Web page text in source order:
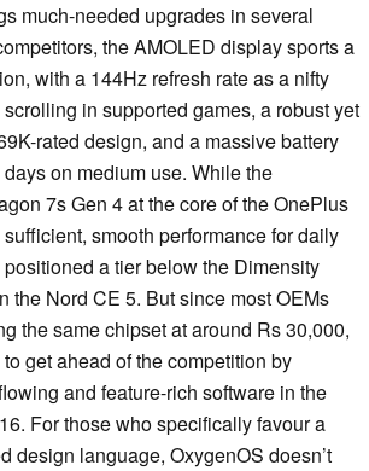
much-needed upgrades in several
the AMOLED display sports a
with a 144Hz refresh rate as a nifty
in supported games, a robust yet
rated design, and a massive battery
on medium use. While the
7s Gen 4 at the core of the OnePlus
smooth performance for daily
positioned a tier below the Dimensity
the Nord CE 5. But since most OEMs
the same chipset at around Rs 30,000,
get ahead of the competition by
and feature-rich software in the
For those who specifically favour a
design language, OxygenOS doesn’t